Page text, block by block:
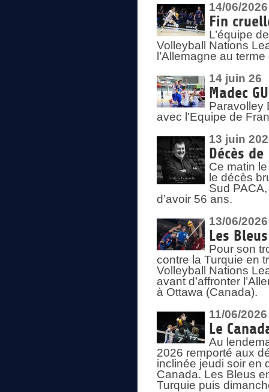
14/06/2026
Fin
L’équipe
Volleyball Nations
l’Allemagne au
14 juin 26
Madec
Paravolley
avec l'Equipe de
13 juin
Décès de
Ce matin
le décès
Sud
d’avoir 56 ans.
13/06/2026
Les
Pour son
contre la Turquie en
Volleyball Nations
avant d’affronter
à Ottawa (Canada).
11/06/2026
Le
Au
2026 remporté aux
inclinée jeudi soir en
Canada. Les Bleus
Turquie puis